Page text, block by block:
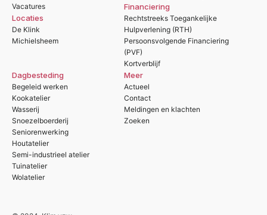
Vacatures
Locaties
De Klink
Michielsheem
Financiering
Rechtstreeks Toegankelijke
Hulpverlening (RTH)
Persoonsvolgende Financiering
(PVF)
Kortverblijf
Dagbesteding
Begeleid werken
Kookatelier
Wasserij
Snoezelboerderij
Seniorenwerking
Houtatelier
Semi-industrieel atelier
Tuinatelier
Wolatelier
Meer
Actueel
Contact
Meldingen en klachten
Zoeken